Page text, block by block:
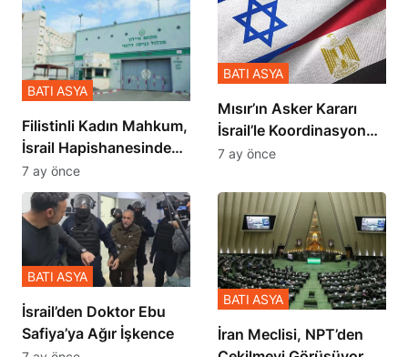
Filistinli Kadın Mahkum,
İsrail Hapishanesindeki
Zulmü Anlattı
BATI ASYA
7 ay önce
Mısır’ın Asker Kararı
İsrail’le Koordinasyon
İçinde Gerçekleşmiş
BATI ASYA
7 ay önce
İsrail’den Doktor Ebu
Safiya’ya Ağır İşkence
BATI ASYA
İran Meclisi, NPT’den
BATI ASYA